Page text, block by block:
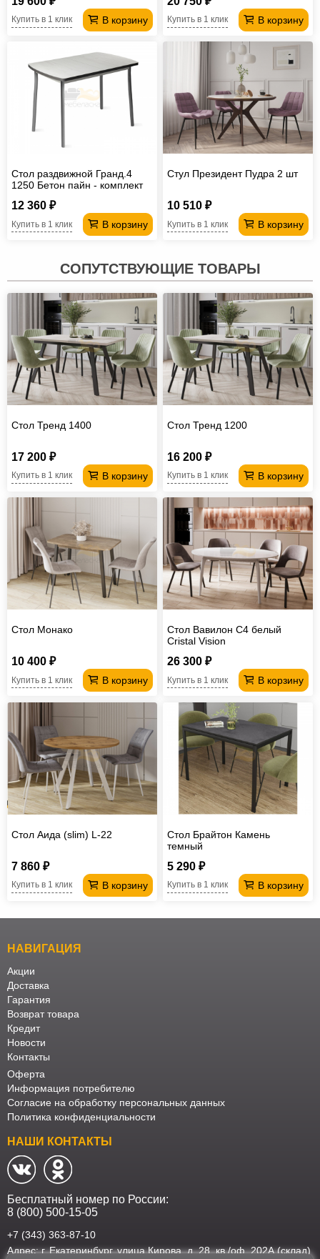
В корзину
Купить в 1 клик В корзину
Купить в 1 клик
Стол раздвижной Гранд.4
1250 Бетон пайн - комплект
12 360 ₽
В корзину
Купить в 1 клик
Стул Президент Пудра 2 шт
10 510 ₽
В корзину
Купить в 1 клик
СОПУТСТВУЮЩИЕ ТОВАРЫ
Стол Тренд 1400
17 200 ₽
В корзину
Купить в 1 клик
Стол Тренд 1200
16 200 ₽
В корзину
Купить в 1 клик
Стол Монако
10 400 ₽
В корзину
Купить в 1 клик
Стол Вавилон С4 белый
Cristal Vision
26 300 ₽
В корзину
Купить в 1 клик
Стол Аида (slim) L-22
7 860 ₽
В корзину
Купить в 1 клик
Стол Брайтон Камень
темный
5 290 ₽
В корзину
Купить в 1 клик
НАВИГАЦИЯ
Акции
Доставка
Гарантия
Возврат товара
Кредит
Новости
Контакты
Оферта
Информация потребителю
Согласие на обработку персональных данных
Политика конфиденциальности
НАШИ КОНТАКТЫ
Бесплатный номер по России:
8 (800) 500-15-05
+7 (343) 363-87-10
Адрес: г. Екатеринбург, улица Кирова, д. 28, кв./оф. 202А (склад)